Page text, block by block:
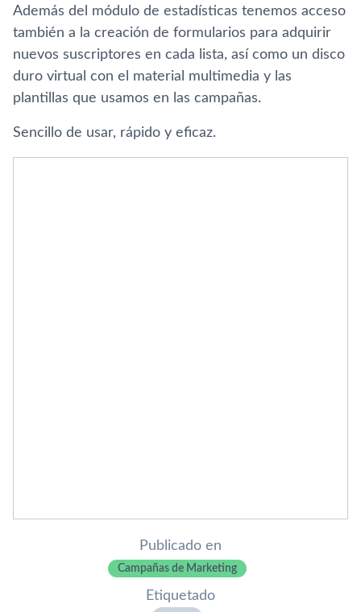
Además del módulo de estadí­sticas tenemos acceso
también a la creación de formularios para adquirir
nuevos suscriptores en cada lista, así­ como un disco
duro virtual con el material multimedia y las
plantillas que usamos en las campañas.
Sencillo de usar, rápido y eficaz.
Publicado en
Campañas de Marketing
Etiquetado